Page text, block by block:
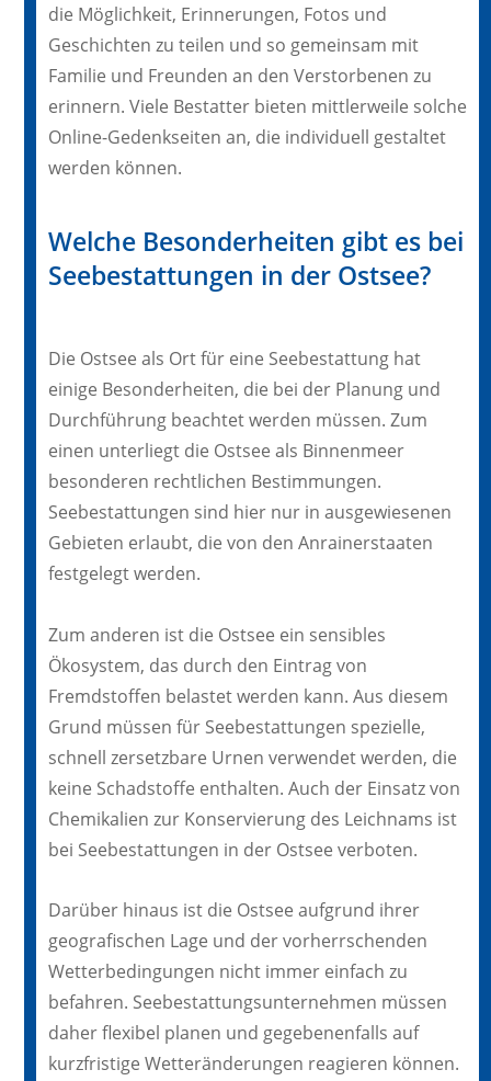
die Möglichkeit, Erinnerungen, Fotos und
Geschichten zu teilen und so gemeinsam mit
Familie und Freunden an den Verstorbenen zu
erinnern. Viele Bestatter bieten mittlerweile solche
Online-Gedenkseiten an, die individuell gestaltet
werden können.
Welche Besonderheiten gibt es bei
Seebestattungen in der Ostsee?
Die Ostsee als Ort für eine Seebestattung hat
einige Besonderheiten, die bei der Planung und
Durchführung beachtet werden müssen. Zum
einen unterliegt die Ostsee als Binnenmeer
besonderen rechtlichen Bestimmungen.
Seebestattungen sind hier nur in ausgewiesenen
Gebieten erlaubt, die von den Anrainerstaaten
festgelegt werden.
Zum anderen ist die Ostsee ein sensibles
Ökosystem, das durch den Eintrag von
Fremdstoffen belastet werden kann. Aus diesem
Grund müssen für Seebestattungen spezielle,
schnell zersetzbare Urnen verwendet werden, die
keine Schadstoffe enthalten. Auch der Einsatz von
Chemikalien zur Konservierung des Leichnams ist
bei Seebestattungen in der Ostsee verboten.
Darüber hinaus ist die Ostsee aufgrund ihrer
geografischen Lage und der vorherrschenden
Wetterbedingungen nicht immer einfach zu
befahren. Seebestattungsunternehmen müssen
daher flexibel planen und gegebenenfalls auf
kurzfristige Wetteränderungen reagieren können.